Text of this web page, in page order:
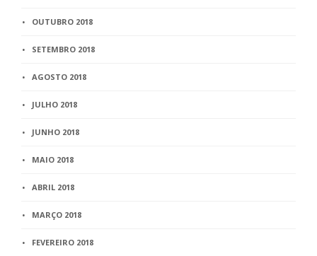
OUTUBRO 2018
SETEMBRO 2018
AGOSTO 2018
JULHO 2018
JUNHO 2018
MAIO 2018
ABRIL 2018
MARÇO 2018
FEVEREIRO 2018